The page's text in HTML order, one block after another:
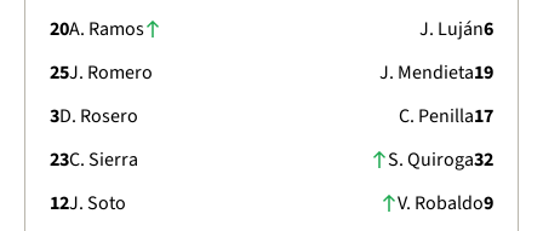
20A. Ramos
25J. Romero
3D. Rosero
23C. Sierra
12J. Soto
6
J. Luján
19
J. Mendieta
17
C. Penilla
32
S. Quiroga
9
V. Robaldo